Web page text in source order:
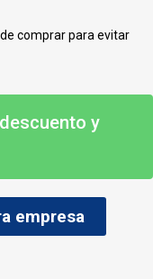
comprar para evitar
y
empresa